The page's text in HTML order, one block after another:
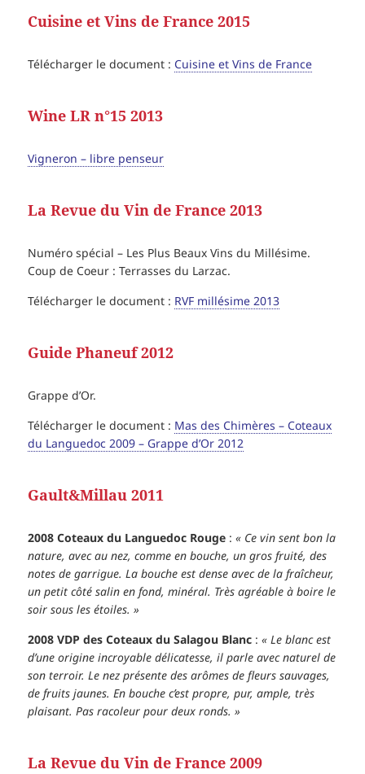
Cuisine et Vins de France 2015
Télécharger le document : Cuisine et Vins de France
Wine LR n°15 2013
Vigneron – libre penseur
La Revue du Vin de France 2013
Numéro spécial – Les Plus Beaux Vins du Millésime.
Coup de Coeur : Terrasses du Larzac.
Télécharger le document : RVF millésime 2013
Guide Phaneuf 2012
Grappe d’Or.
Télécharger le document : Mas des Chimères – Coteaux
du Languedoc 2009 – Grappe d’Or 2012
Gault&Millau 2011
2008 Coteaux du Languedoc Rouge :« Ce vin sent bon la
nature, avec au nez, comme en bouche, un gros fruité, des
notes de garrigue. La bouche est dense avec de la fraîcheur,
un petit côté salin en fond, minéral. Très agréable à boire le
soir sous les étoiles. »
2008 VDP des Coteaux du Salagou Blanc :« Le blanc est
d’une origine incroyable délicatesse, il parle avec naturel de
son terroir. Le nez présente des arômes de fleurs sauvages,
de fruits jaunes. En bouche c’est propre, pur, ample, très
plaisant. Pas racoleur pour deux ronds. »
La Revue du Vin de France 2009